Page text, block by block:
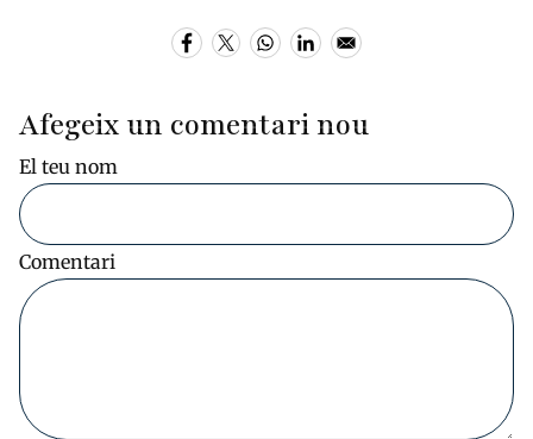
Afegeix un comentari nou
El teu nom
Comentari